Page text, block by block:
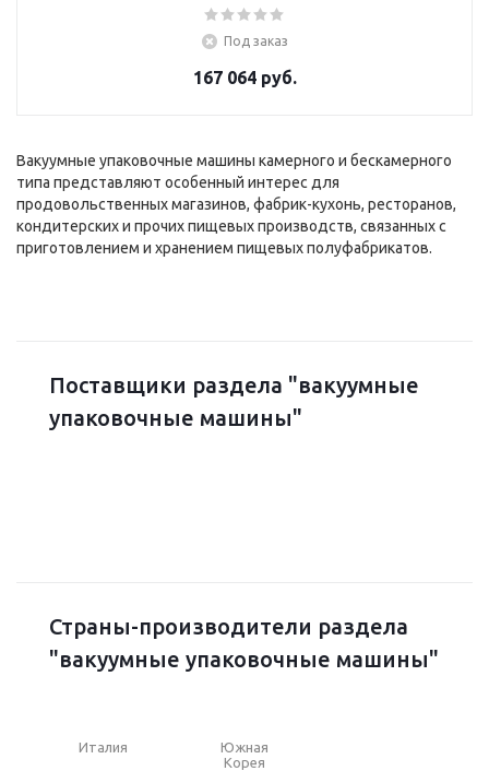
Под заказ
167 064 руб.
Вакуумные упаковочные машины камерного и бескамерного
типа представляют особенный интерес для
продовольственных магазинов, фабрик-кухонь, ресторанов,
кондитерских и прочих пищевых производств, связанных с
приготовлением и хранением пищевых полуфабрикатов.
Поставщики раздела "вакуумные
упаковочные машины"
Страны-производители раздела
"вакуумные упаковочные машины"
Италия
Южная
Корея